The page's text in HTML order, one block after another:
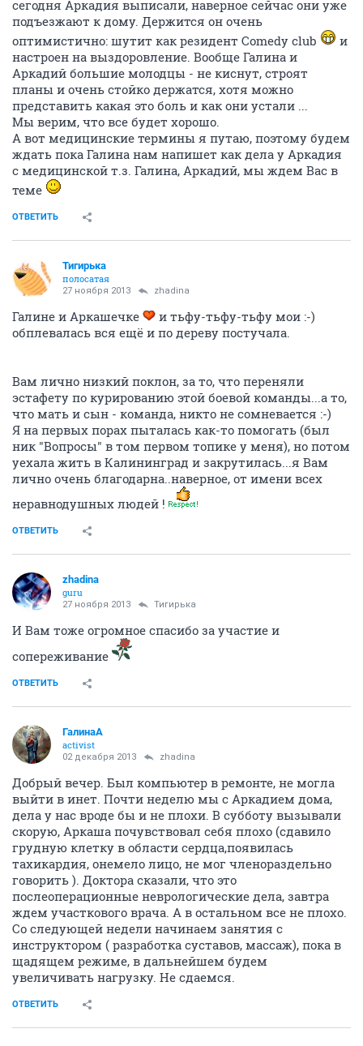
сегодня Аркадия выписали, наверное сейчас они уже
подъезжают к дому. Держится он очень
оптимистично: шутит как резидент Comedy club
и
настроен на выздоровление. Вообще Галина и
Аркадий большие молодцы - не киснут, строят
планы и очень стойко держатся, хотя можно
представить какая это боль и как они устали ...
Мы верим, что все будет хорошо.
А вот медицинские термины я путаю, поэтому будем
ждать пока Галина нам напишет как дела у Аркадия
с медицинской т.з. Галина, Аркадий, мы ждем Вас в
теме
ОТВЕТИТЬ
Тигирька
полосатая
27 ноября 2013 zhadina
Галине и Аркашечке
и тьфу-тьфу-тьфу мои :-)
обплевалась вся ещё и по дереву постучала.
Вам лично низкий поклон, за то, что переняли
эстафету по курированию этой боевой команды...а то,
что мать и сын - команда, никто не сомневается :-)
Я на первых порах пыталась как-то помогать (был
ник "Вопросы" в том первом топике у меня), но потом
уехала жить в Калининград и закрутилась...я Вам
лично очень благодарна..наверное, от имени всех
неравнодушных людей !
ОТВЕТИТЬ
zhadina
guru
27 ноября 2013 Тигирька
И Вам тоже огромное спасибо за участие и
сопереживание
ОТВЕТИТЬ
ГалинаА
activist
02 декабря 2013 zhadina
Добрый вечер. Был компьютер в ремонте, не могла
выйти в инет. Почти неделю мы с Аркадием дома,
дела у нас вроде бы и не плохи. В субботу вызывали
скорую, Аркаша почувствовал себя плохо (сдавило
грудную клетку в области сердца,появилась
тахикардия, онемело лицо, не мог членораздельно
говорить ). Доктора сказали, что это
послеоперационные неврологические дела, завтра
ждем участкового врача. А в остальном все не плохо.
Со следующей недели начинаем занятия с
инструктором ( разработка суставов, массаж), пока в
щадящем режиме, в дальнейшем будем
увеличивать нагрузку. Не сдаемся.
ОТВЕТИТЬ